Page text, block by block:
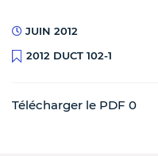
JUIN 2012
2012 DUCT 102-1
Télécharger le PDF 0